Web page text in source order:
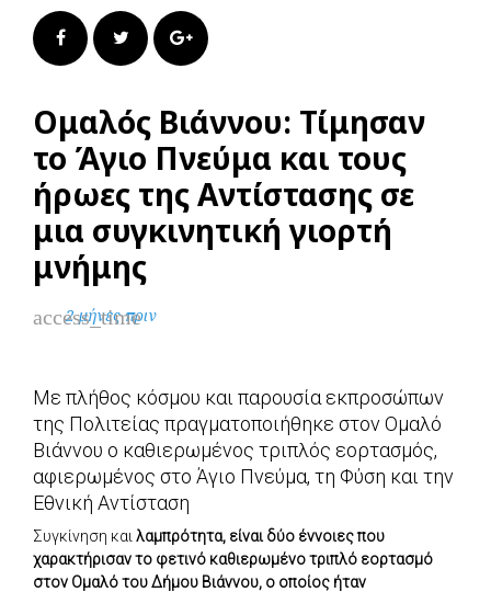
FacebookTwitter Google+
Ομαλός Βιάννου: Τίμησαν
το Άγιο Πνεύμα και τους
ήρωες της Αντίστασης σε
μια συγκινητική γιορτή
μνήμης
access_time
2 μήνες πριν
Με πλήθος κόσμου και παρουσία εκπροσώπων
της Πολιτείας πραγματοποιήθηκε στον Ομαλό
Βιάννου ο καθιερωμένος τριπλός εορτασμός,
αφιερωμένος στο Άγιο Πνεύμα, τη Φύση και την
Εθνική Αντίσταση
Συγκίνηση και λαμπρότητα, είναι δύο έννοιες που
χαρακτήρισαν το φετινό καθιερωμένο τριπλό εορτασμό
στον Ομαλό του Δήμου Βιάννου, ο οποίος ήταν